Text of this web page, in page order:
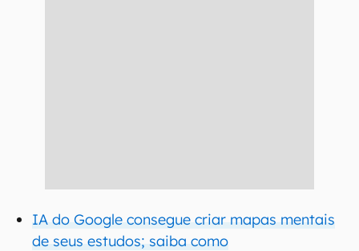
IA do Google consegue criar mapas mentais
de seus estudos; saiba como